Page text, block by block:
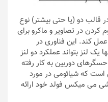
قالب دو (یا حتی بیشتر) نوع
کردن در تصاویر و ماکرو برای
کند. این فناوری در
لنز بتواند عملکرد دو لنز
حسگرهای دوربین به کار رفته
که شیائومی در مورد
می میکس فولد خود ارائه